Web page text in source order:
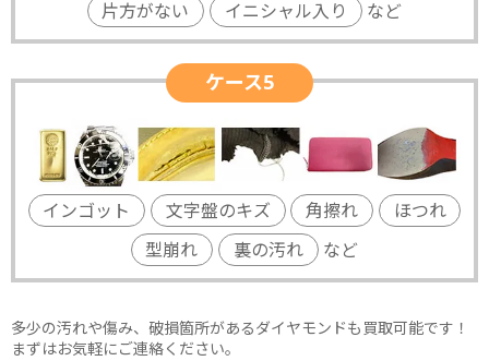
片方がない
イニシャル入り など
ケース5
インゴット 文字盤のキズ 角擦れ
ほつれ
型崩れ
裏の汚れ など
多少の汚れや傷み、破損箇所があるダイヤモンドも買取可能です！
まずはお気軽にご連絡ください。